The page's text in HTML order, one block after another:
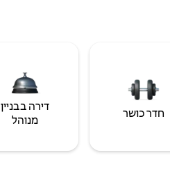
חדר כושר
דירה בבניין
מנוהל